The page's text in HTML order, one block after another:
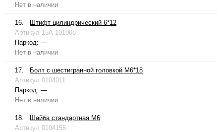
Нет в наличии
16.
Штифт цилиндрический 6*12
Артикул 15A-101008
Паркод: —
Нет в наличии
17.
Болт с шестигранной головкой М6*18
Артикул 0104011
Паркод: —
Нет в наличии
18.
Шайба стандартная М6
Артикул 0104155